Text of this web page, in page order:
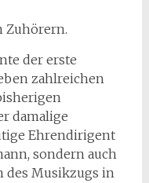
Zuhörern.
der erste
zahlreichen
damalige
Ehrendirigent
sondern auch
des Musikzugs in